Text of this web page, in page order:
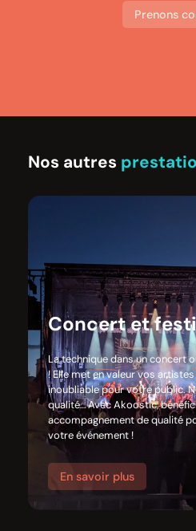
Prenons
Nos autres
Concert et
La technique dans un concert
! Elle met en valeur vos
inoubliable pour votre public.
qualité… Avec Akoostic,
accompagnement de qualité
votre événement !
En savoir plus